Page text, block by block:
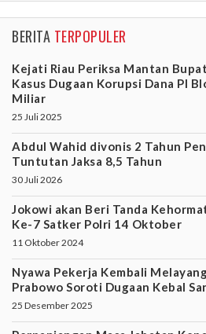
BERITA TERPOPULER
Kejati Riau Periksa Mantan
Kasus Dugaan Korupsi Dana PI
Miliar
25 Juli 2025
Abdul Wahid divonis 2 Tahun
Tuntutan Jaksa 8,5 Tahun
30 Juli 2026
Jokowi akan Beri Tanda
Ke-7 Satker Polri 14 Oktober
11 Oktober 2024
Nyawa Pekerja Kembali
Prabowo Soroti Dugaan Kebal
25 Desember 2025